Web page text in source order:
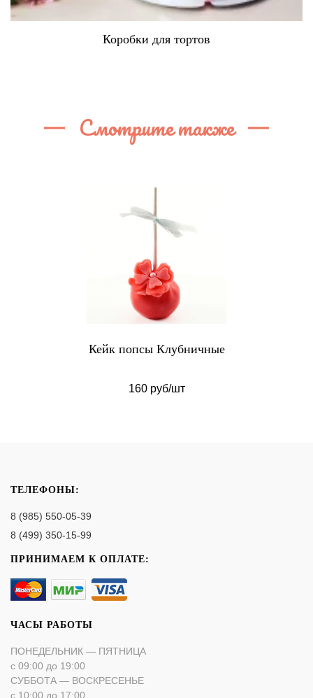
Коробки для тортов
Смотрите также
Кейк попсы Клубничные
160 руб/шт
ТЕЛЕФОНЫ:
8 (985) 550-05-39
8 (499) 350-15-99
ПРИНИМАЕМ К ОПЛАТЕ:
ЧАСЫ РАБОТЫ
ПОНЕДЕЛЬНИК — ПЯТНИЦА
с 09:00 до 19:00
СУББОТА — ВОСКРЕСЕНЬЕ
с 10:00 до 17:00